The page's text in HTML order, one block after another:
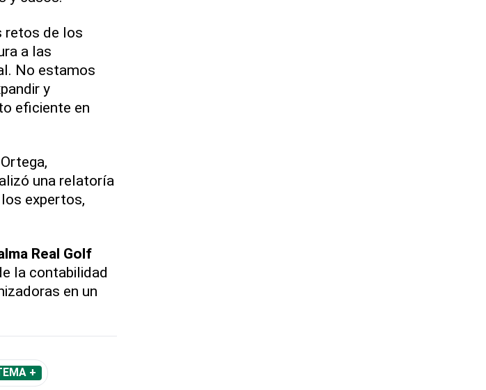
retos de los
a las
No estamos
y
eficiente en
una relatoría
expertos,
Real Golf
la contabilidad
en un
+